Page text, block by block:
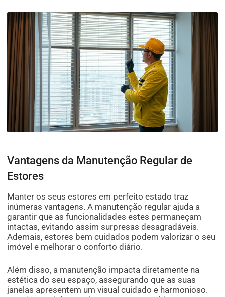
Vantagens da Manutenção Regular de
Estores
Manter os seus estores em perfeito estado traz
inúmeras vantagens. A manutenção regular ajuda a
garantir que as funcionalidades estes permaneçam
intactas, evitando assim surpresas desagradáveis.
Ademais, estores bem cuidados podem valorizar o seu
imóvel e melhorar o conforto diário.
Além disso, a manutenção impacta diretamente na
estética do seu espaço, assegurando que as suas
janelas apresentem um visual cuidado e harmonioso.